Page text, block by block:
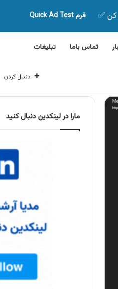
فرم Quick Ad Test
تماس باما تبلیغات
دنبال کردن
مارا در لینکدین دنبال کنید